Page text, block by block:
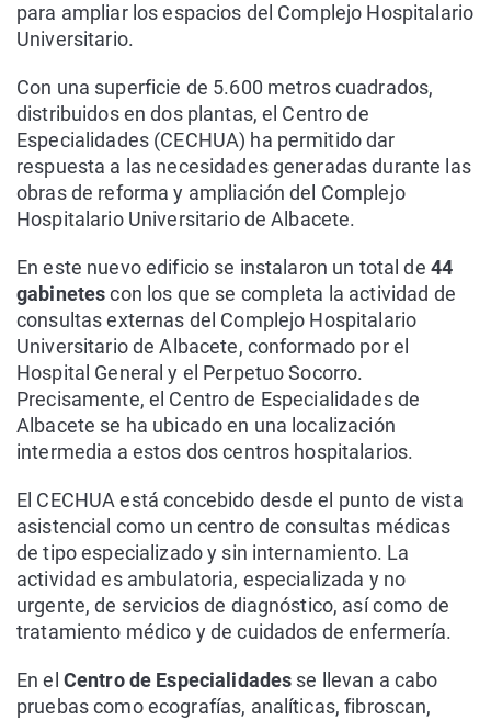
para ampliar los espacios del Complejo Hospitalario
Universitario.
Con una superficie de 5.600 metros cuadrados,
distribuidos en dos plantas, el Centro de
Especialidades (CECHUA) ha permitido dar
respuesta a las necesidades generadas durante las
obras de reforma y ampliación del Complejo
Hospitalario Universitario de Albacete.
En este nuevo edificio se instalaron un total de 44
gabinetescon los que se completa la actividad de
consultas externas del Complejo Hospitalario
Universitario de Albacete, conformado por el
Hospital General y el Perpetuo Socorro.
Precisamente, el Centro de Especialidades de
Albacete se ha ubicado en una localización
intermedia a estos dos centros hospitalarios.
El CECHUA está concebido desde el punto de vista
asistencial como un centro de consultas médicas
de tipo especializado y sin internamiento. La
actividad es ambulatoria, especializada y no
urgente, de servicios de diagnóstico, así como de
tratamiento médico y de cuidados de enfermería.
En el Centro de Especialidades se llevan a cabo
pruebas como ecografías, analíticas, fibroscan,